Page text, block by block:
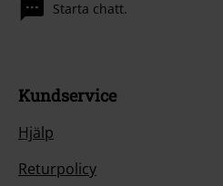
Starta chatt.
Kundservice
Hjälp
Returpolicy